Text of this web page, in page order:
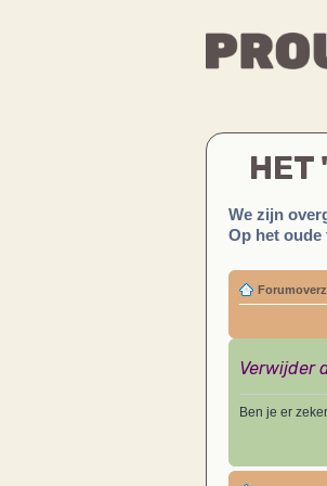
HET
We zijn
Op het oude
Verwijder
Ben je er